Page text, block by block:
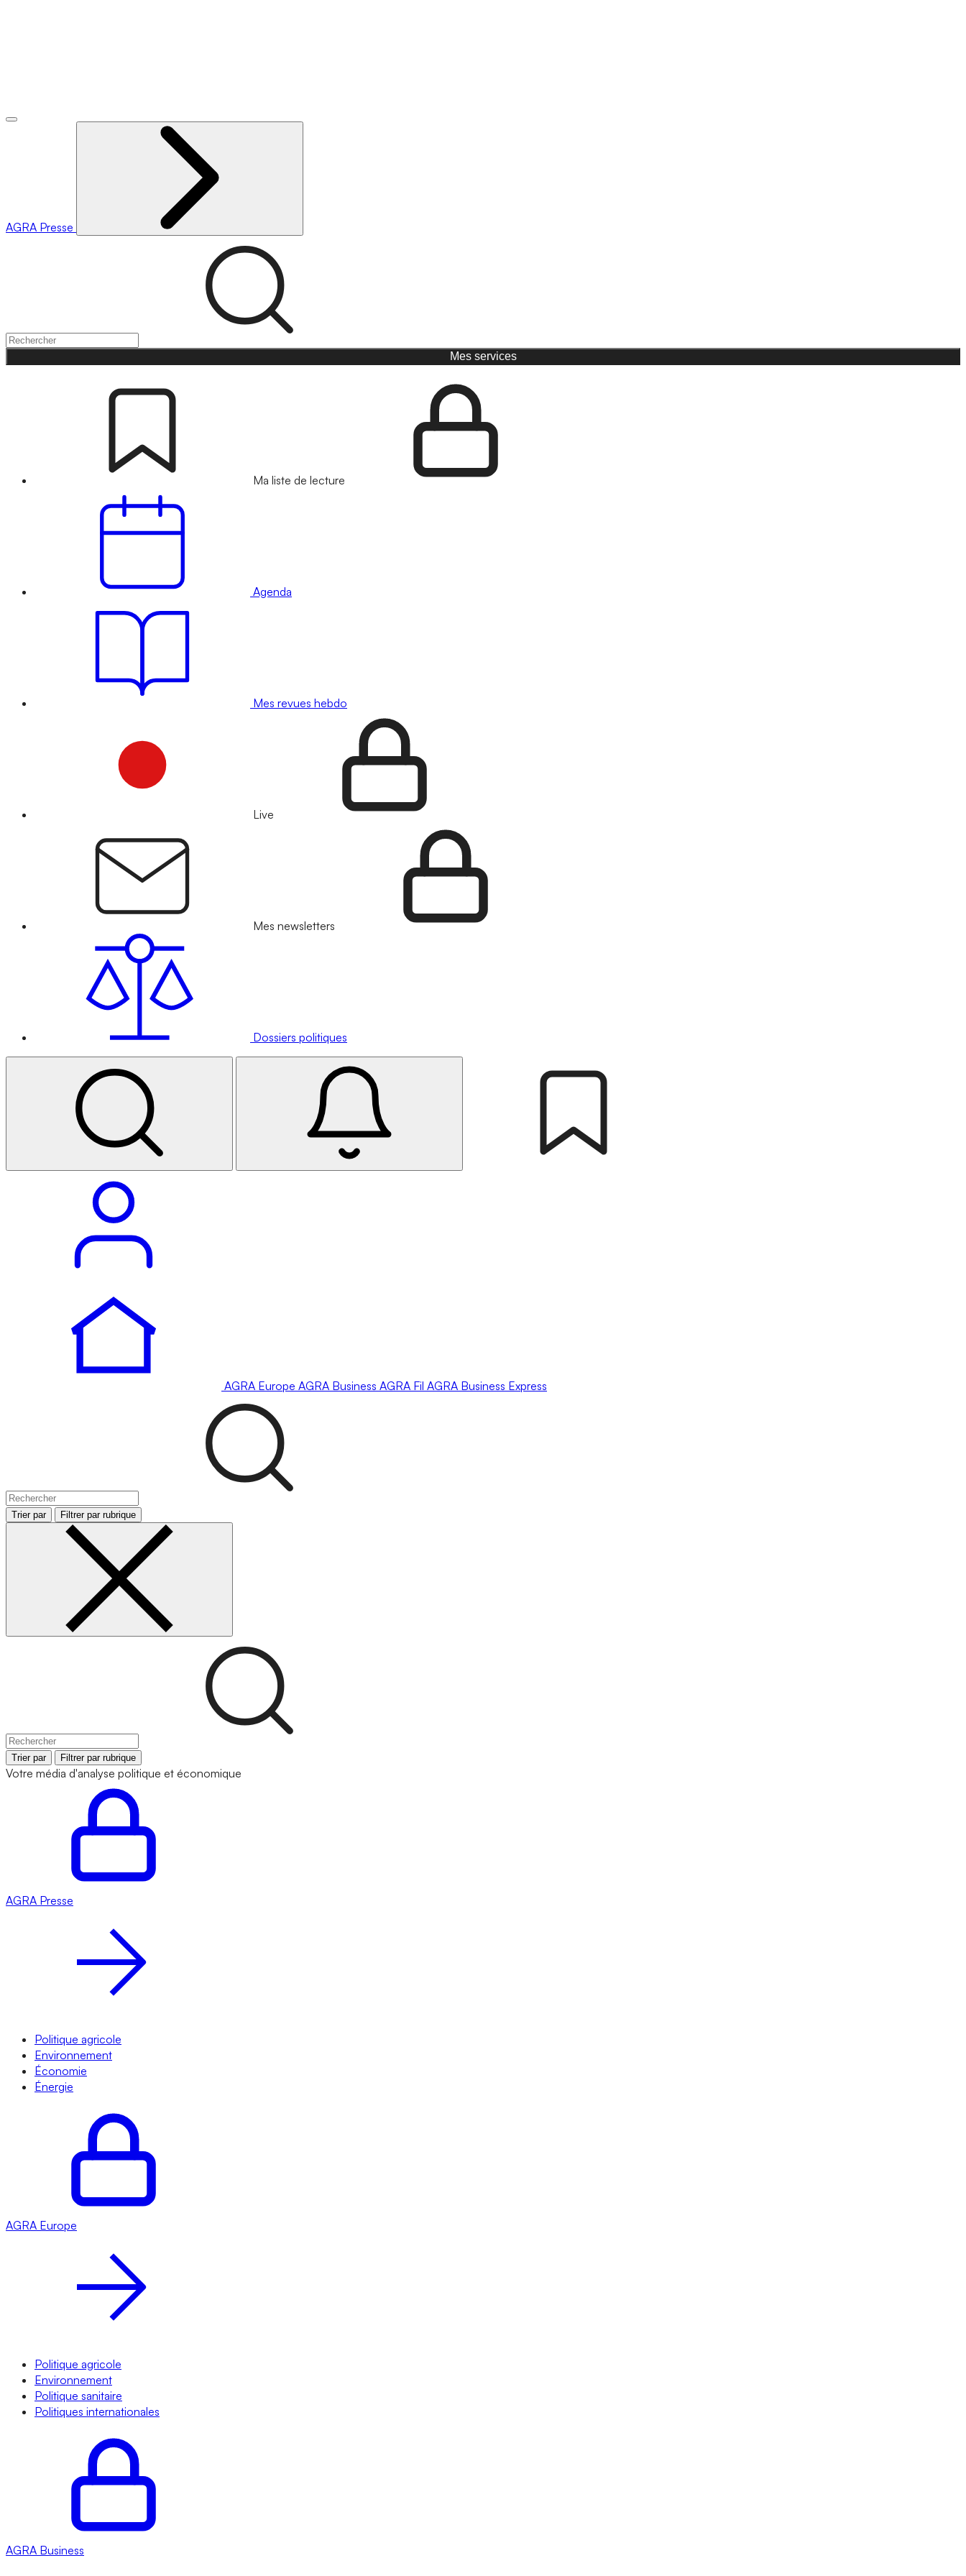
AGRA Presse
Mes services
Ma liste de lecture
Agenda
Mes revues hebdo
Live
Mes newsletters
Dossiers politiques
AGRA Europe AGRA Business AGRA Fil AGRA Business Express
Trier par Filtrer par rubrique
Trier par Filtrer par rubrique
Votre média d'analyse politique et économique
AGRA Presse
Politique agricole
Environnement
Économie
Énergie
AGRA Europe
Politique agricole
Environnement
Politique sanitaire
Politiques internationales
AGRA Business